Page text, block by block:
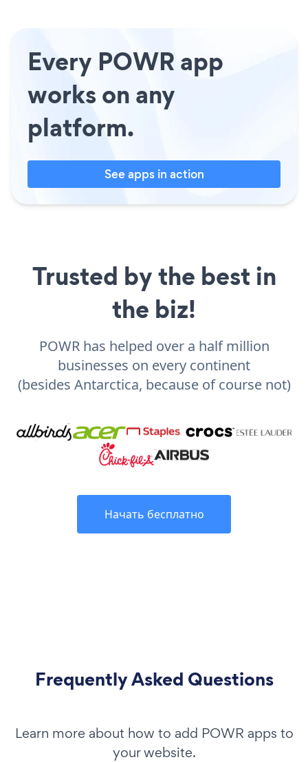
Every POWR app
works on any
platform.
See apps in action
Trusted by the best in
the biz!
POWR has helped over a half million
businesses on every continent
(besides Antarctica, because of course not)
Начать бесплатно
Frequently Asked Questions
Learn more about how to add POWR apps to
your website.